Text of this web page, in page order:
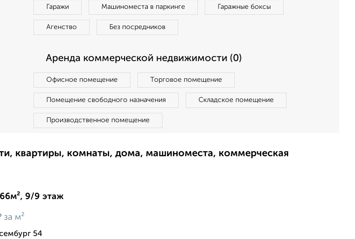
Гаражи Машиноместа в паркинге Гаражные боксы
Агенство Без посредников
Аренда коммерческой недвижимости (0)
Офисное помещение Торговое помещение
Помещение свободного назначения Складское помещение
Производственное помещение
квартиры, комнаты, дома, машиноместа, коммерческая
9/9 этаж
за м²
54